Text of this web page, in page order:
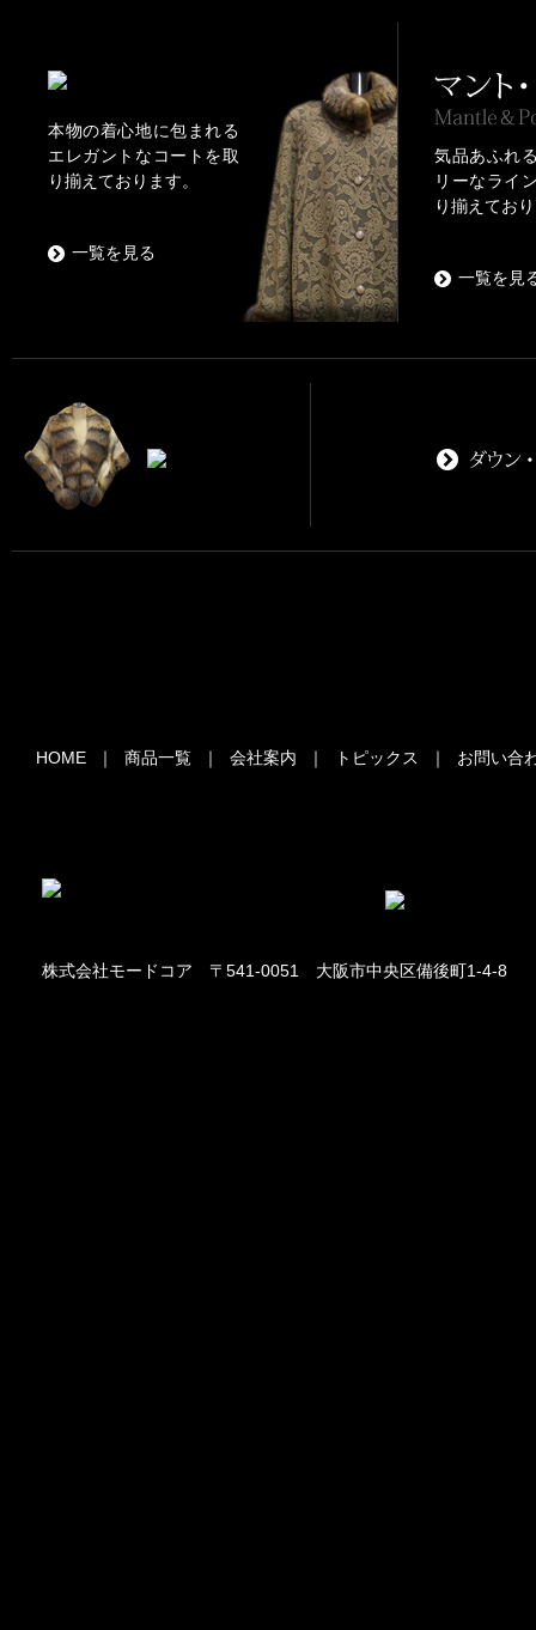
本物の着心地に包まれる
エレガントなコートを取
り揃えております。
一覧を見る
気品あふれ
リーなライ
り揃えてお
一覧を見
HOME ｜ 商品一覧 ｜ 会社案内 ｜ トピックス ｜ お問い合
株式会社モードコア 〒541-0051 大阪市中央区備後町1-4-8